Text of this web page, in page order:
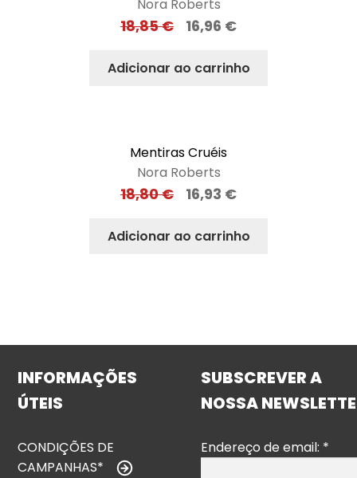
Nora Roberts
18,85€ 16,96 €
Adicionar ao carrinho
Mentiras Cruéis
Nora Roberts
18,80€ 16,93 €
Adicionar ao carrinho
INFORMAÇÕES
ÚTEIS
CONDIÇÕES DE
CAMPANHAS*
SUBSCREVER A
NOSSA
Endereço de email: *